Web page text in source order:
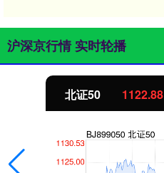
沪深京行情 实时轮播
北证50 1122.88